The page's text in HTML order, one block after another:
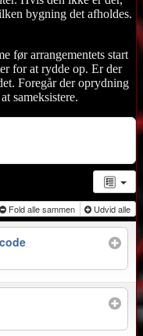
bygning det afholdes.
før arrangementets start
for at rydde op. Er der
Foregår der oprydning
sameksistere.
Fold alle sammen Udvid alle